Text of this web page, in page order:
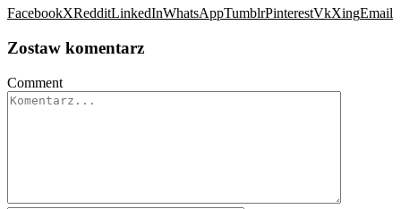
FacebookXRedditLinkedInWhatsAppTumblrPinterestVkXingEmail
Zostaw komentarz
Comment